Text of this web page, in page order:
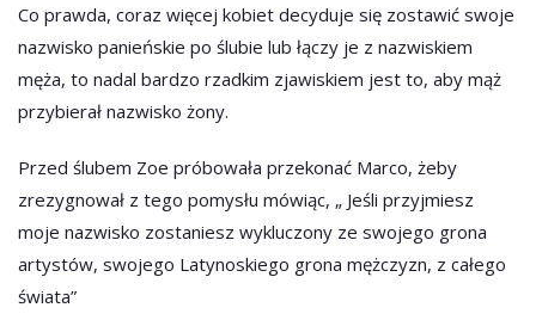
Co prawda, coraz więcej kobiet decyduje się zostawić swoje
nazwisko panieńskie po ślubie lub łączy je z nazwiskiem
męża, to nadal bardzo rzadkim zjawiskiem jest to, aby mąż
przybierał nazwisko żony.
Przed ślubem Zoe próbowała przekonać Marco, żeby
zrezygnował z tego pomysłu mówiąc, „ Jeśli przyjmiesz
moje nazwisko zostaniesz wykluczony ze swojego grona
artystów, swojego Latynoskiego grona mężczyzn, z całego
świata”